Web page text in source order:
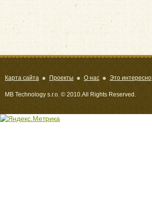
Карта сайта Проекты О нас Это интересно
MB Technology s.r.o. © 2010.All Rights Reserved.